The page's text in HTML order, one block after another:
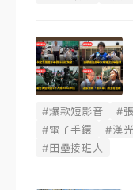
#爆款短影音 #
#電子手鐶
#漢
#田壘接班人